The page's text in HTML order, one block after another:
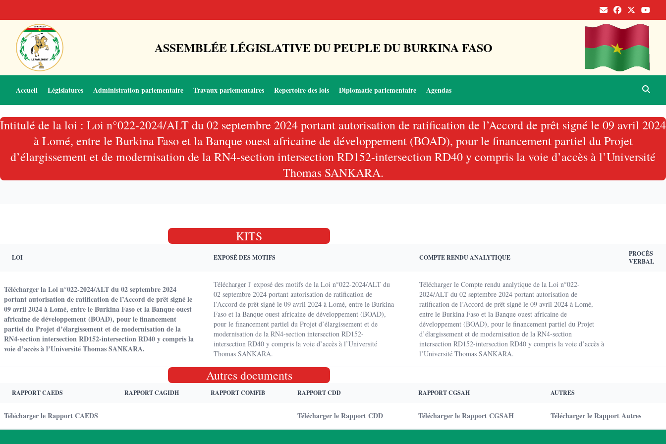
ASSEMBLÉE LÉGISLATIVE DU PEUPLE DU BURKINA FASO
Accueil Législatures Administration parlementaire Travaux parlementaires Repertoire des lois Diplomatie parlementaire Agendas
Intitulé de la loi : Loi n°022-2024/ALT du 02 septembre 2024 portant autorisation de ratification de l’Accord de prêt signé le 09 avril 2024
à Lomé, entre le Burkina Faso et la Banque ouest africaine de développement (BOAD), pour le financement partiel du Projet
d’élargissement et de modernisation de la RN4-section intersection RD152-intersection RD40 y compris la voie d’accès à l’Université
Thomas SANKARA.
KITS
LOI EXPOSÉ DES MOTIFS COMPTE RENDU ANALYTIQUE
PROCÈS
VERBAL
Télécharger la Loi n°022-2024/ALT du 02 septembre 2024
portant autorisation de ratification de l’Accord de prêt signé le
09 avril 2024 à Lomé, entre le Burkina Faso et la Banque ouest
africaine de développement (BOAD), pour le financement
partiel du Projet d’élargissement et de modernisation de la
RN4-section intersection RD152-intersection RD40 y compris la
voie d’accès à l’Université Thomas SANKARA.
Télécharger l' exposé des motifs de la Loi n°022-2024/ALT du
02 septembre 2024 portant autorisation de ratification de
l’Accord de prêt signé le 09 avril 2024 à Lomé, entre le Burkina
Faso et la Banque ouest africaine de développement (BOAD),
pour le financement partiel du Projet d’élargissement et de
modernisation de la RN4-section intersection RD152-
intersection RD40 y compris la voie d’accès à l’Université
Thomas SANKARA.
Télécharger le Compte rendu analytique de la Loi n°022-
2024/ALT du 02 septembre 2024 portant autorisation de
ratification de l’Accord de prêt signé le 09 avril 2024 à Lomé,
entre le Burkina Faso et la Banque ouest africaine de
développement (BOAD), pour le financement partiel du Projet
d’élargissement et de modernisation de la RN4-section
intersection RD152-intersection RD40 y compris la voie d’accès à
l’Université Thomas SANKARA.
Autres documents
RAPPORT CAEDS RAPPORT CAGIDH RAPPORT COMFIB RAPPORT CDD RAPPORT CGSAH AUTRES
Télécharger le Rapport CAEDS Télécharger le Rapport CDD Télécharger le Rapport CGSAH Télécharger le Rapport Autres